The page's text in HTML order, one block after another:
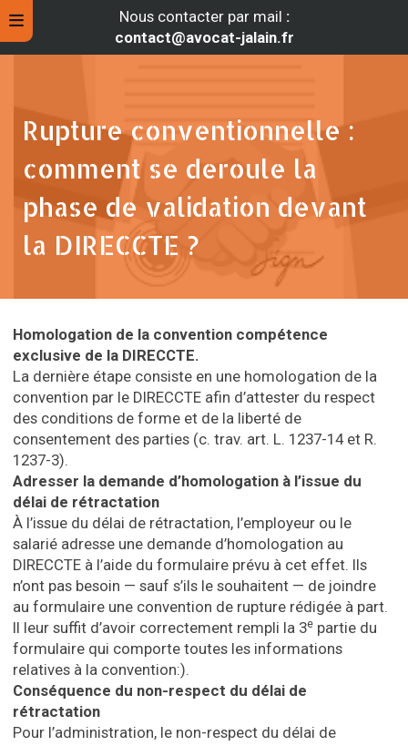
Nous contacter par mail :
contact@avocat-jalain.fr
Rupture conventionnelle :
comment se deroule la
phase de validation devant
la DIRECCTE ?
Homologation de la convention compétence
exclusive de la DIRECCTE.
La dernière étape consiste en une homologation de la
convention par le DIRECCTE afin d’attester du respect
des conditions de forme et de la liberté de
consentement des parties (c. trav. art. L. 1237-14 et R.
1237-3).
Adresser la demande d’homologation à l’issue du
délai de rétractation
À l’issue du délai de rétractation, l’employeur ou le
salarié adresse une demande d’homologation au
DIRECCTE à l’aide du formulaire prévu à cet effet. Ils
n’ont pas besoin — sauf s’ils le souhaitent — de joindre
au formulaire une convention de rupture rédigée à part.
Il leur suffit d’avoir correctement rempli la 3e partie du
formulaire qui comporte toutes les informations
relatives à la convention:).
Conséquence du non-respect du délai de
rétractation
Pour l’administration, le non-respect du délai de